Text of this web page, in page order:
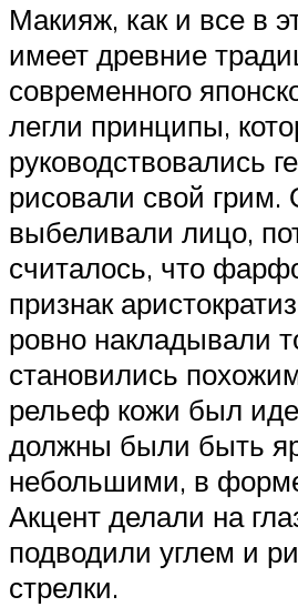
Макияж, как и все в
имеет древние
современного
легли принципы,
руководствовались
рисовали свой грим.
выбеливали лицо,
считалось, что
признак
ровно накладывали
становились
рельеф кожи был
должны были быть
небольшими, в
Акцент делали на
подводили углем и
стрелки.